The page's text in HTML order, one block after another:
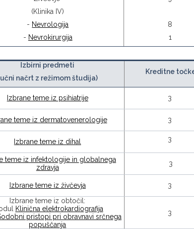
(Klinika IV)
- Nevrologija
- Nevrokirurgija
8
1
Izbirni predmeti
načrt z režimom študija)
Kreditne
Izbrane teme iz psihiatrije 3
teme iz dermatovenerologije 3
Izbrane teme iz dihal 3
teme iz infektologije in globalnega
zdravja
3
Izbrane teme iz živčevja
3
Izbrane teme iz obtočil:
Klinična elektrokardiografija
pristopi pri obravnavi srčnega
popuščanja
3